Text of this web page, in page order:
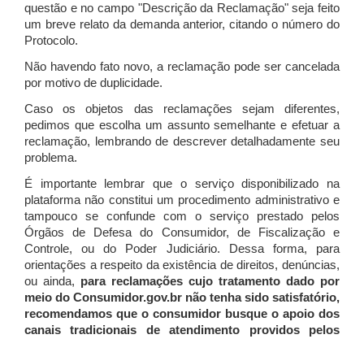
questão e no campo "Descrição da Reclamação" seja feito
um breve relato da demanda anterior, citando o número do
Protocolo.
Não havendo fato novo, a reclamação pode ser cancelada
por motivo de duplicidade.
Caso os objetos das reclamações sejam diferentes,
pedimos que escolha um assunto semelhante e efetuar a
reclamação, lembrando de descrever detalhadamente seu
problema.
É importante lembrar que o serviço disponibilizado na
plataforma não constitui um procedimento administrativo e
tampouco se confunde com o serviço prestado pelos
Órgãos de Defesa do Consumidor, de Fiscalização e
Controle, ou do Poder Judiciário. Dessa forma, para
orientações a respeito da existência de direitos, denúncias,
ou ainda, para reclamações cujo tratamento dado por
meio do Consumidor.gov.br não tenha sido satisfatório,
recomendamos que o consumidor busque o apoio dos
canais tradicionais de atendimento providos pelos